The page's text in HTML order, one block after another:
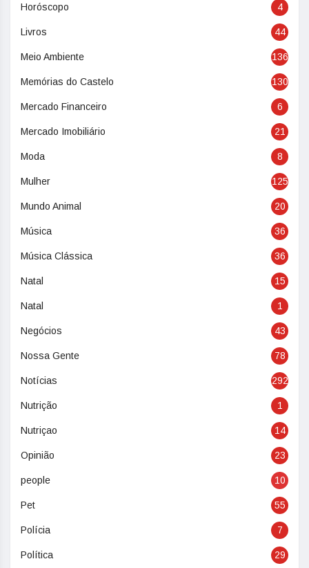
Horóscopo 4
Livros 44
Meio Ambiente 136
Memórias do Castelo 130
Mercado Financeiro 6
Mercado Imobiliário 21
Moda 8
Mulher 125
Mundo Animal 20
Música 36
Música Clássica 36
Natal 15
Natal 1
Negócios 43
Nossa Gente 78
Notícias 292
Nutrição 1
Nutriçao 14
Opinião 23
people 10
Pet 55
Polícia 7
Política 29